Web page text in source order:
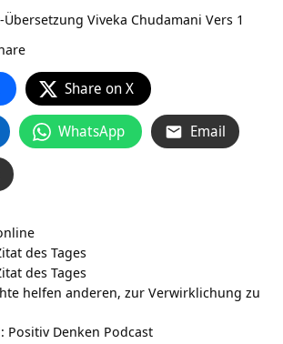
Viveka Chudamani Vers 1
Share on X
WhatsApp Email
des Tages
des Tages
helfen anderen, zur Verwirklichung zu
Positiv Denken Podcast